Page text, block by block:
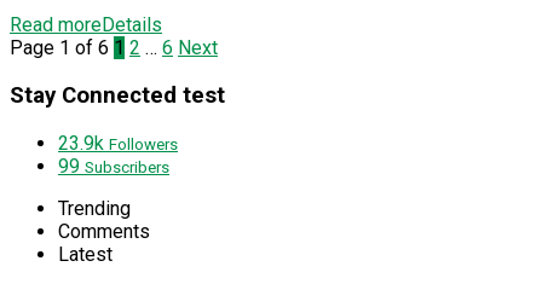
Read moreDetails
Page 1 of 6 1 2 … 6 Next
Stay Connected test
23.9k Followers
99 Subscribers
Trending
Comments
Latest